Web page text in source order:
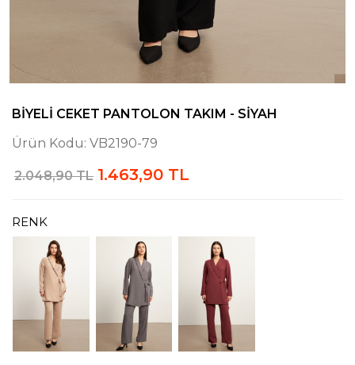
BIYELI CEKET PANTOLON TAKIM - SIYAH
Ürün Kodu: VB2190-79
2.048,90 TL 1.463,90 TL
RENK